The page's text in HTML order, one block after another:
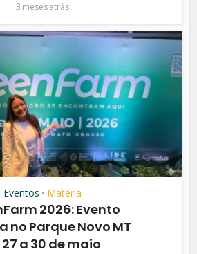
3 meses atrás
Eventos • Matéria
2026: Evento
no Parque Novo MT
a 30 de maio